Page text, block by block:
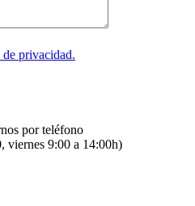
privacidad.
por teléfono
viernes 9:00 a 14:00h)